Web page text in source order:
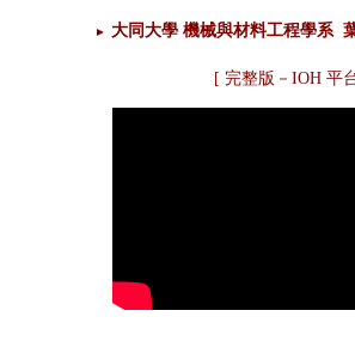
► 大同大學 機械與材料工程學系
[ 完整版－IOH 平